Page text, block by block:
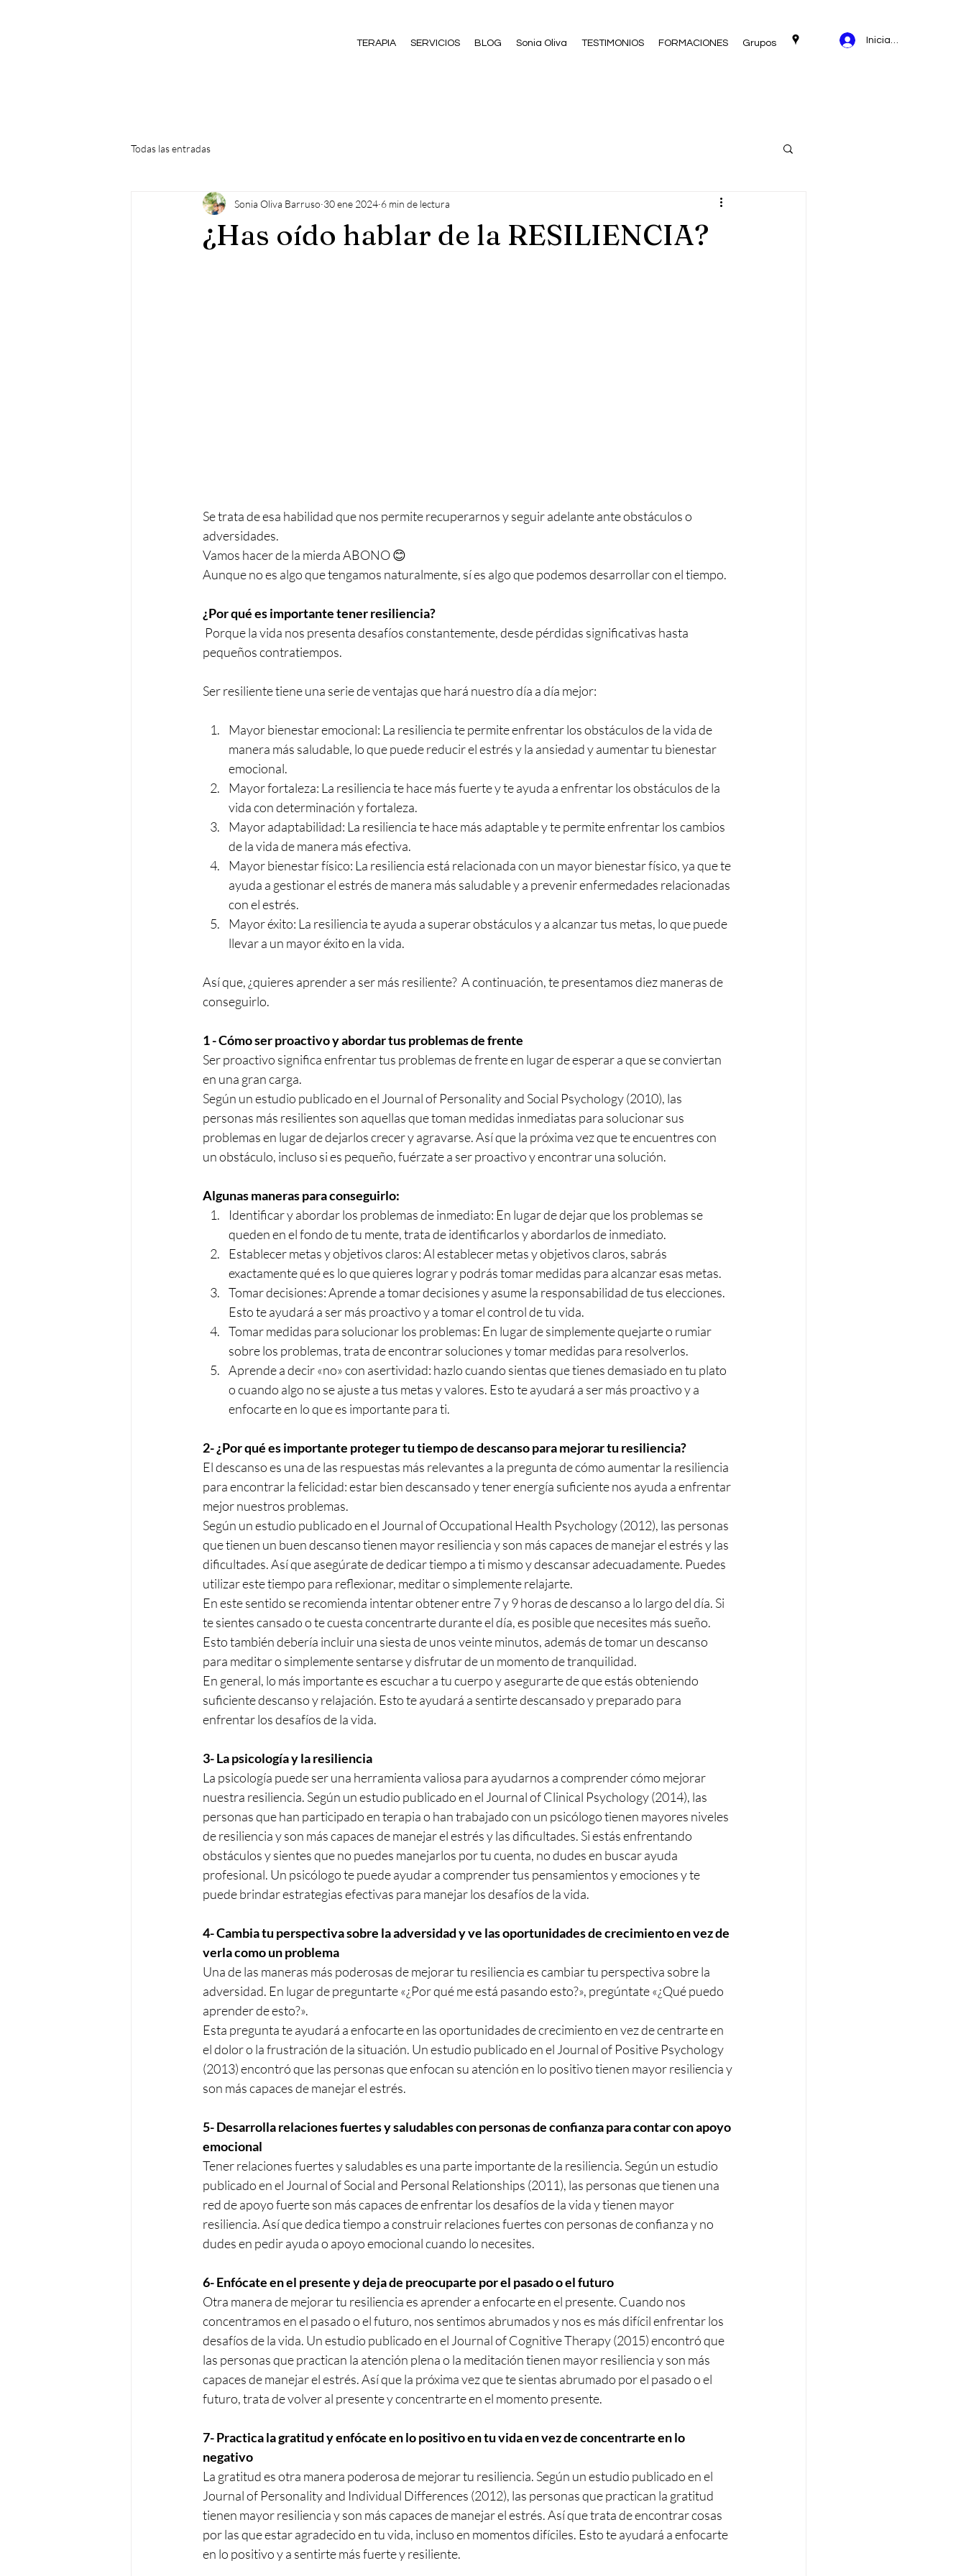
TERAPIA SERVICIOS BLOG Sonia Oliva TESTIMONIOS FORMACIONES Grupos Iniciar sesión
Todas las entradas
¿Has oído hablar de la RESILIENCIA?
Sonia Oliva Barruso 30 ene 2024 6 min de lectura
Se trata de esa habilidad que nos permite recuperarnos y seguir adelante ante obstáculos o
adversidades.
Vamos hacer de la mierda ABONO 😊
Aunque no es algo que tengamos naturalmente, sí es algo que podemos desarrollar con el tiempo.
¿Por qué es importante tener resiliencia?
pequeños contratiempos.
Ser resiliente tiene una serie de ventajas que hará nuestro día a día mejor:
Mayor bienestar emocional: La resiliencia te permite enfrentar los obstáculos de la vida de
manera más saludable, lo que puede reducir el estrés y la ansiedad y aumentar tu bienestar
emocional.
Mayor fortaleza: La resiliencia te hace más fuerte y te ayuda a enfrentar los obstáculos de la
vida con determinación y fortaleza.
Mayor adaptabilidad: La resiliencia te hace más adaptable y te permite enfrentar los cambios
de la vida de manera más efectiva.
Mayor bienestar físico: La resiliencia está relacionada con un mayor bienestar físico, ya que te
ayuda a gestionar el estrés de manera más saludable y a prevenir enfermedades relacionadas
con el estrés.
Mayor éxito: La resiliencia te ayuda a superar obstáculos y a alcanzar tus metas, lo que puede
llevar a un mayor éxito en la vida.
Así que, ¿quieres aprender a ser más resiliente?  A continuación, te presentamos diez maneras de
conseguirlo.
1 - Cómo ser proactivo y abordar tus problemas de frente
Ser proactivo significa enfrentar tus problemas de frente en lugar de esperar a que se conviertan
en una gran carga.
Según un estudio publicado en el Journal of Personality and Social Psychology (2010), las
personas más resilientes son aquellas que toman medidas inmediatas para solucionar sus
problemas en lugar de dejarlos crecer y agravarse. Así que la próxima vez que te encuentres con
un obstáculo, incluso si es pequeño, fuérzate a ser proactivo y encontrar una solución.
Algunas maneras para conseguirlo:
Identificar y abordar los problemas de inmediato: En lugar de dejar que los problemas se
queden en el fondo de tu mente, trata de identificarlos y abordarlos de inmediato.
Establecer metas y objetivos claros: Al establecer metas y objetivos claros, sabrás
exactamente qué es lo que quieres lograr y podrás tomar medidas para alcanzar esas metas.
Tomar decisiones: Aprende a tomar decisiones y asume la responsabilidad de tus elecciones.
Esto te ayudará a ser más proactivo y a tomar el control de tu vida.
Tomar medidas para solucionar los problemas: En lugar de simplemente quejarte o rumiar
sobre los problemas, trata de encontrar soluciones y tomar medidas para resolverlos.
Aprende a decir «no» con asertividad: hazlo cuando sientas que tienes demasiado en tu plato
o cuando algo no se ajuste a tus metas y valores. Esto te ayudará a ser más proactivo y a
enfocarte en lo que es importante para ti.
2- ¿Por qué es importante proteger tu tiempo de descanso para mejorar tu resiliencia?
El descanso es una de las respuestas más relevantes a la pregunta de cómo aumentar la resiliencia
para encontrar la felicidad: estar bien descansado y tener energía suficiente nos ayuda a enfrentar
mejor nuestros problemas.
Según un estudio publicado en el Journal of Occupational Health Psychology (2012), las personas
que tienen un buen descanso tienen mayor resiliencia y son más capaces de manejar el estrés y las
dificultades. Así que asegúrate de dedicar tiempo a ti mismo y descansar adecuadamente. Puedes
utilizar este tiempo para reflexionar, meditar o simplemente relajarte.
En este sentido se recomienda intentar obtener entre 7 y 9 horas de descanso a lo largo del día. Si
te sientes cansado o te cuesta concentrarte durante el día, es posible que necesites más sueño.
Esto también debería incluir una siesta de unos veinte minutos, además de tomar un descanso
para meditar o simplemente sentarse y disfrutar de un momento de tranquilidad.
En general, lo más importante es escuchar a tu cuerpo y asegurarte de que estás obteniendo
suficiente descanso y relajación. Esto te ayudará a sentirte descansado y preparado para
enfrentar los desafíos de la vida.
3- La psicología y la resiliencia
La psicología puede ser una herramienta valiosa para ayudarnos a comprender cómo mejorar
nuestra resiliencia. Según un estudio publicado en el Journal of Clinical Psychology (2014), las
personas que han participado en terapia o han trabajado con un psicólogo tienen mayores niveles
de resiliencia y son más capaces de manejar el estrés y las dificultades. Si estás enfrentando
obstáculos y sientes que no puedes manejarlos por tu cuenta, no dudes en buscar ayuda
profesional. Un psicólogo te puede ayudar a comprender tus pensamientos y emociones y te
puede brindar estrategias efectivas para manejar los desafíos de la vida.
4- Cambia tu perspectiva sobre la adversidad y ve las oportunidades de crecimiento en vez de
verla como un problema
Una de las maneras más poderosas de mejorar tu resiliencia es cambiar tu perspectiva sobre la
adversidad. En lugar de preguntarte «¿Por qué me está pasando esto?», pregúntate «¿Qué puedo
aprender de esto?».
Esta pregunta te ayudará a enfocarte en las oportunidades de crecimiento en vez de centrarte en
el dolor o la frustración de la situación. Un estudio publicado en el Journal of Positive Psychology
(2013) encontró que las personas que enfocan su atención en lo positivo tienen mayor resiliencia y
son más capaces de manejar el estrés.
5- Desarrolla relaciones fuertes y saludables con personas de confianza para contar con apoyo
emocional
Tener relaciones fuertes y saludables es una parte importante de la resiliencia. Según un estudio
publicado en el Journal of Social and Personal Relationships (2011), las personas que tienen una
red de apoyo fuerte son más capaces de enfrentar los desafíos de la vida y tienen mayor
resiliencia. Así que dedica tiempo a construir relaciones fuertes con personas de confianza y no
dudes en pedir ayuda o apoyo emocional cuando lo necesites.
6- Enfócate en el presente y deja de preocuparte por el pasado o el futuro
Otra manera de mejorar tu resiliencia es aprender a enfocarte en el presente. Cuando nos
concentramos en el pasado o el futuro, nos sentimos abrumados y nos es más difícil enfrentar los
desafíos de la vida. Un estudio publicado en el Journal of Cognitive Therapy (2015) encontró que
las personas que practican la atención plena o la meditación tienen mayor resiliencia y son más
capaces de manejar el estrés. Así que la próxima vez que te sientas abrumado por el pasado o el
futuro, trata de volver al presente y concentrarte en el momento presente.
7- Practica la gratitud y enfócate en lo positivo en tu vida en vez de concentrarte en lo
negativo
La gratitud es otra manera poderosa de mejorar tu resiliencia. Según un estudio publicado en el
Journal of Personality and Individual Differences (2012), las personas que practican la gratitud
tienen mayor resiliencia y son más capaces de manejar el estrés. Así que trata de encontrar cosas
por las que estar agradecido en tu vida, incluso en momentos difíciles. Esto te ayudará a enfocarte
en lo positivo y a sentirte más fuerte y resiliente.